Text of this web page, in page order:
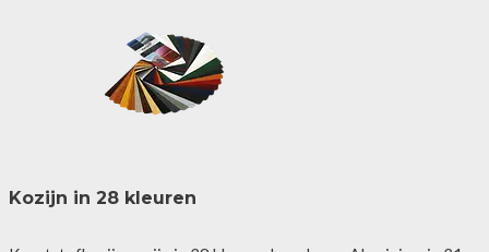
Kozijn in 28 kleuren